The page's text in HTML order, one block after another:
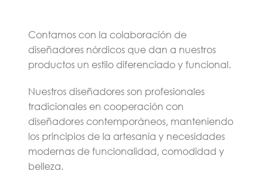
Contamos con la colaboración de
diseñadores nórdicos que dan a nuestros
productos un estilo diferenciado y funcional.
Nuestros diseñadores son profesionales
tradicionales en cooperación con
diseñadores contemporáneos, manteniendo
los principios de la artesanía y necesidades
modernas de funcionalidad, comodidad y
belleza.